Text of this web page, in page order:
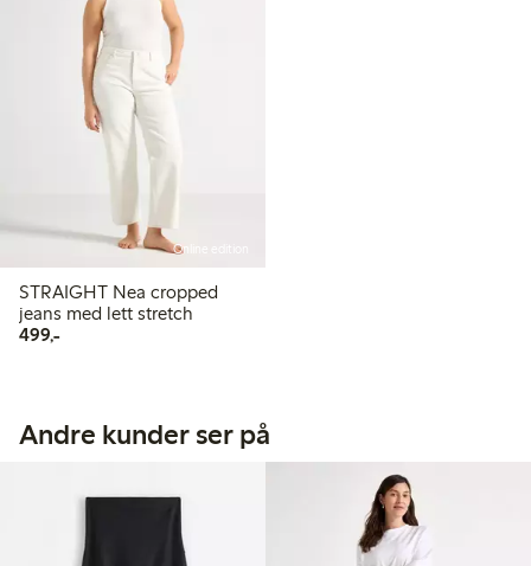
Online edition
STRAIGHT Nea cropped
jeans med lett stretch
499,-499,00 kr
Andre kunder ser på